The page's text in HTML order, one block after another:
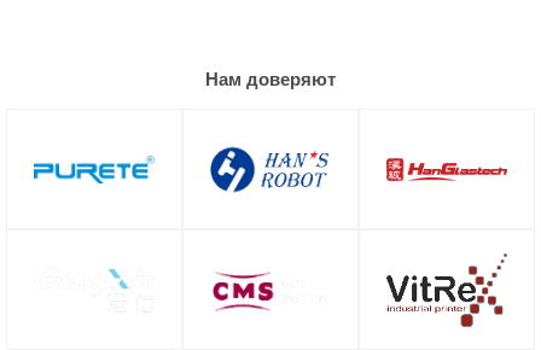
Нам доверяют